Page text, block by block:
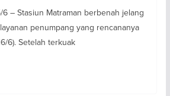
6 – Stasiun Matraman berbenah jelang
penumpang yang rencananya
6). Setelah terkuak